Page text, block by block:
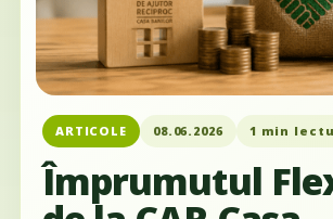
ARTICOLE 08.06.2026 1 min
Împrumutul